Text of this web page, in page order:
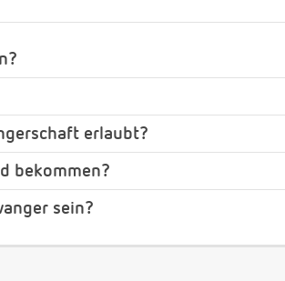
erlaubt?
bekommen?
sein?